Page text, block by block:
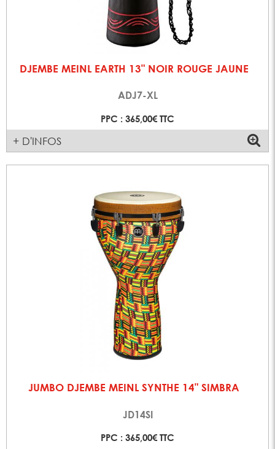
DJEMBE MEINL EARTH 13" NOIR ROUGE JAUNE
ADJ7-XL
PPC : 365,00€ TTC
+ D'INFOS
JUMBO DJEMBE MEINL SYNTHE 14" SIMBRA
JD14SI
PPC : 365,00€ TTC